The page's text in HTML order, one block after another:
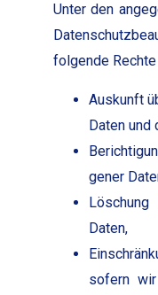
Unter den
fol­gende Rechte
Auskun­ft
Dat­en und
gen­er
Dat­en,
sofern